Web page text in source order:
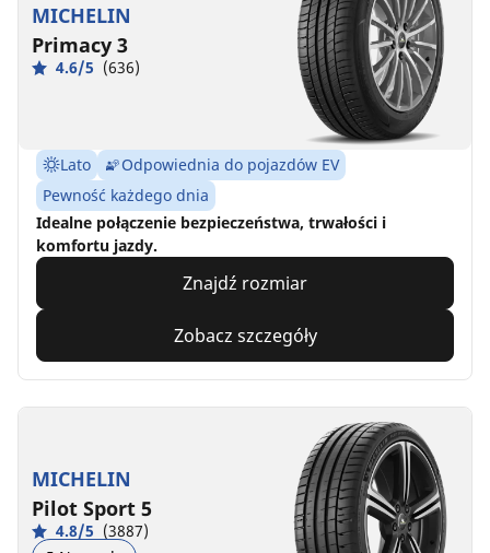
MICHELIN
Primacy 3
4.6/5 (636)
Lato
Odpowiednia do pojazdów EV
Pewność każdego dnia
Idealne połączenie bezpieczeństwa, trwałości i
komfortu jazdy.
Znajdź rozmiar
Zobacz szczegóły
MICHELIN
Pilot Sport 5
4.8/5 (3887)